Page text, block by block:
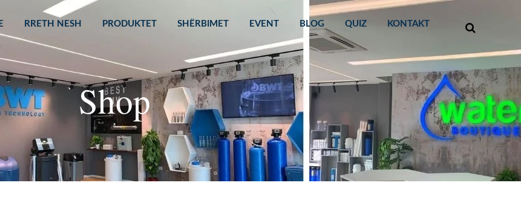
RRETH NESH PRODUKTET SHËRBIMET EVENT BLOG QUIZ KONTAKT
Shop